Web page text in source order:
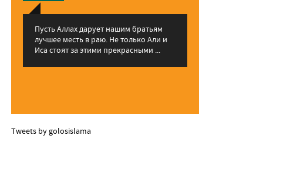
Пусть Аллах дарует нашим братьям
лучшее месть в раю. Не только Али и
Иса стоят за этими прекрасными ...
Tweets by golosislama